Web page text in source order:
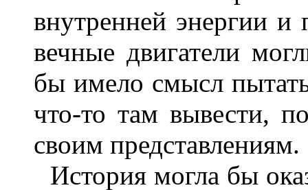
внутренней энергии
вечные двигатели
бы имело смысл
что-то там вывести,
своим представлениям.
История могла бы